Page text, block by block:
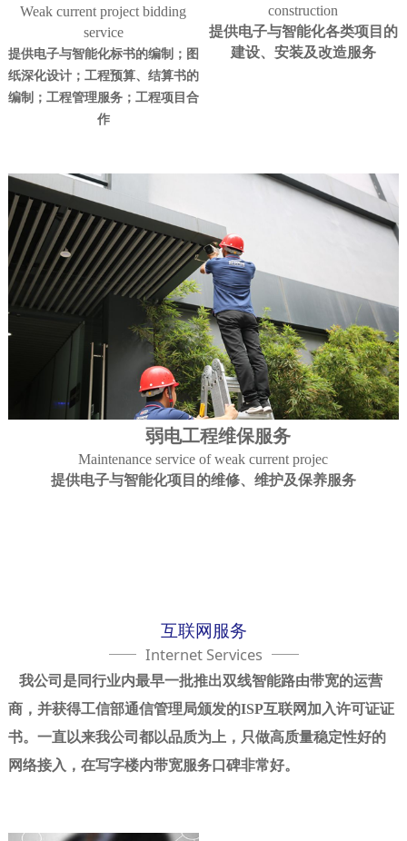
Weak current project bidding
service
提供电子与智能化标书的编制；图
纸深化设计；工程预算、结算书的
编制；工程管理服务；工程项目合
作
construction
提供电子与智能化各类项目的
建设、安装及改造服务
弱电工程维保服务
Maintenance service of weak current projec
提供电子与智能化项目的维修、维护及保养服务
互联网服务
Internet Services
我公司是同行业内最早一批推出双线智能路由带宽的运营
商，并获得工信部通信管理局颁发的ISP互联网加入许可证证
书。一直以来我公司都以品质为上，只做高质量稳定性好的
网络接入，在写字楼内带宽服务口碑非常好。